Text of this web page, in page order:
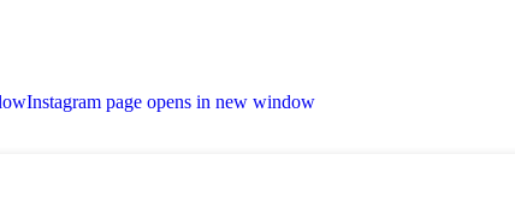
Instagram page opens in new window